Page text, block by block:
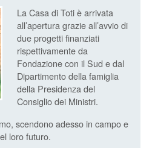
La Casa di Toti è arrivata
all’apertura grazie all’avvio di
due progetti finanziati
rispettivamente da
Fondazione con il Sud e dal
Dipartimento della famiglia
della Presidenza del
Consiglio dei Ministri.
scendono adesso in campo e
loro futuro.